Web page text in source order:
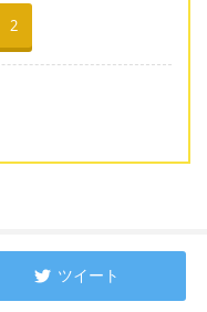
2
ツイート